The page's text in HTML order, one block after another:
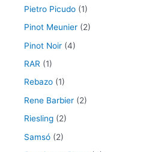
Pietro Picudo (1)
Pinot Meunier (2)
Pinot Noir (4)
RAR (1)
Rebazo (1)
Rene Barbier (2)
Riesling (2)
Samsó (2)